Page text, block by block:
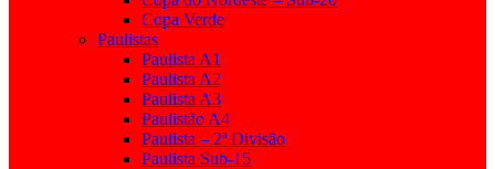
Copa Verde
Paulistas
Paulista A1
Paulista A2
Paulista A3
Paulistão A4
Paulista – 2ª Divisão
Paulista Sub-15